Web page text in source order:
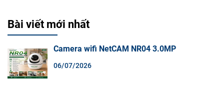
Bài viết mới nhất
Camera wifi NetCAM NR04 3.0MP
06/07/2026